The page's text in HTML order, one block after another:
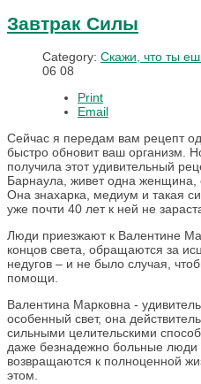
Завтрак Силы
Category: Скажи, что ты
06 08
Print
Email
Сейчас я передам вам рецепт
быстро обновит ваш организм.
получила этот удивительный
Барнаула, живет одна женщина,
Она знахарка, медиум и такая
уже почти 40 лет к ней не
Люди приезжают к Валентине
концов света, обращаются за
недугов – и не было случая,
помощи.
Валентина Марковна -
особенный свет, она
сильными целительскими
даже безнадежно больные люди
возвращаются к полноценной
этом.